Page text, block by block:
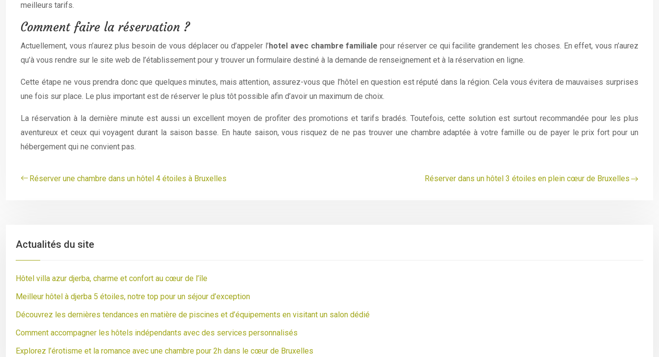
meilleurs tarifs.
Comment faire la réservation ?
Actuellement, vous n’aurez plus besoin de vous déplacer ou d’appeler l’hotel avec chambre familiale pour réserver ce qui facilite grandement les choses. En effet, vous n’aurez
qu’à vous rendre sur le site web de l’établissement pour y trouver un formulaire destiné à la demande de renseignement et à la réservation en ligne.
Cette étape ne vous prendra donc que quelques minutes, mais attention, assurez-vous que l’hôtel en question est réputé dans la région. Cela vous évitera de mauvaises surprises
une fois sur place. Le plus important est de réserver le plus tôt possible afin d’avoir un maximum de choix.
La réservation à la dernière minute est aussi un excellent moyen de profiter des promotions et tarifs bradés. Toutefois, cette solution est surtout recommandée pour les plus
aventureux et ceux qui voyagent durant la saison basse. En haute saison, vous risquez de ne pas trouver une chambre adaptée à votre famille ou de payer le prix fort pour un
hébergement qui ne convient pas.
Réserver une chambre dans un hôtel 4 étoiles à Bruxelles Réserver dans un hôtel 3 étoiles en plein cœur de Bruxelles
Actualités du site
Hôtel villa azur djerba, charme et confort au cœur de l’île
Meilleur hôtel à djerba 5 étoiles, notre top pour un séjour d’exception
Découvrez les dernières tendances en matière de piscines et d’équipements en visitant un salon dédié
Comment accompagner les hôtels indépendants avec des services personnalisés
Explorez l’érotisme et la romance avec une chambre pour 2h dans le cœur de Bruxelles